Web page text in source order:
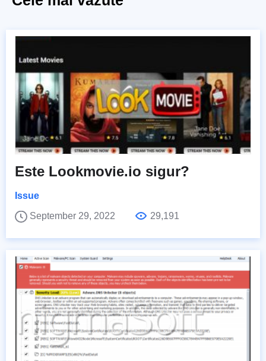
Este Lookmovie.io sigur?
Issue
September 29, 2022
29,191